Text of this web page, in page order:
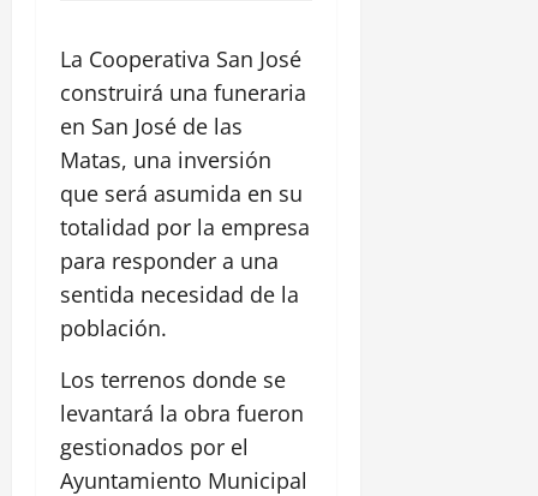
La Cooperativa San José
construirá una funeraria
en San José de las
Matas, una inversión
que será asumida en su
totalidad por la empresa
para responder a una
sentida necesidad de la
población.
Los terrenos donde se
levantará la obra fueron
gestionados por el
Ayuntamiento Municipal